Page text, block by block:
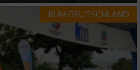
RUN-DEUTSCHLAND